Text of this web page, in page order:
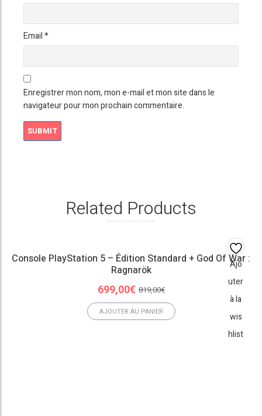
Email*
Enregistrer mon nom, mon e-mail et mon site dans le
navigateur pour mon prochain commentaire.
Related Products
Ajo
uter
à la
wis
hlist
Console PlayStation 5 – Édition Standard + God Of War :
Ragnarök
819,00€
Le
prix
initial
699,00€Le
prix
actuel
AJOUTER AU PANIER